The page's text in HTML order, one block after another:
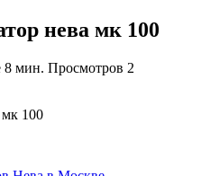
нева мк 100
8 мин. Просмотров 2